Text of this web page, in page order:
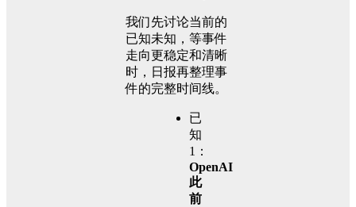
我们先讨论当前的
已知未知，等事件
走向更稳定和清晰
时，日报再整理事
件的完整时间线。
已
知
1：
OpenAI
此
前